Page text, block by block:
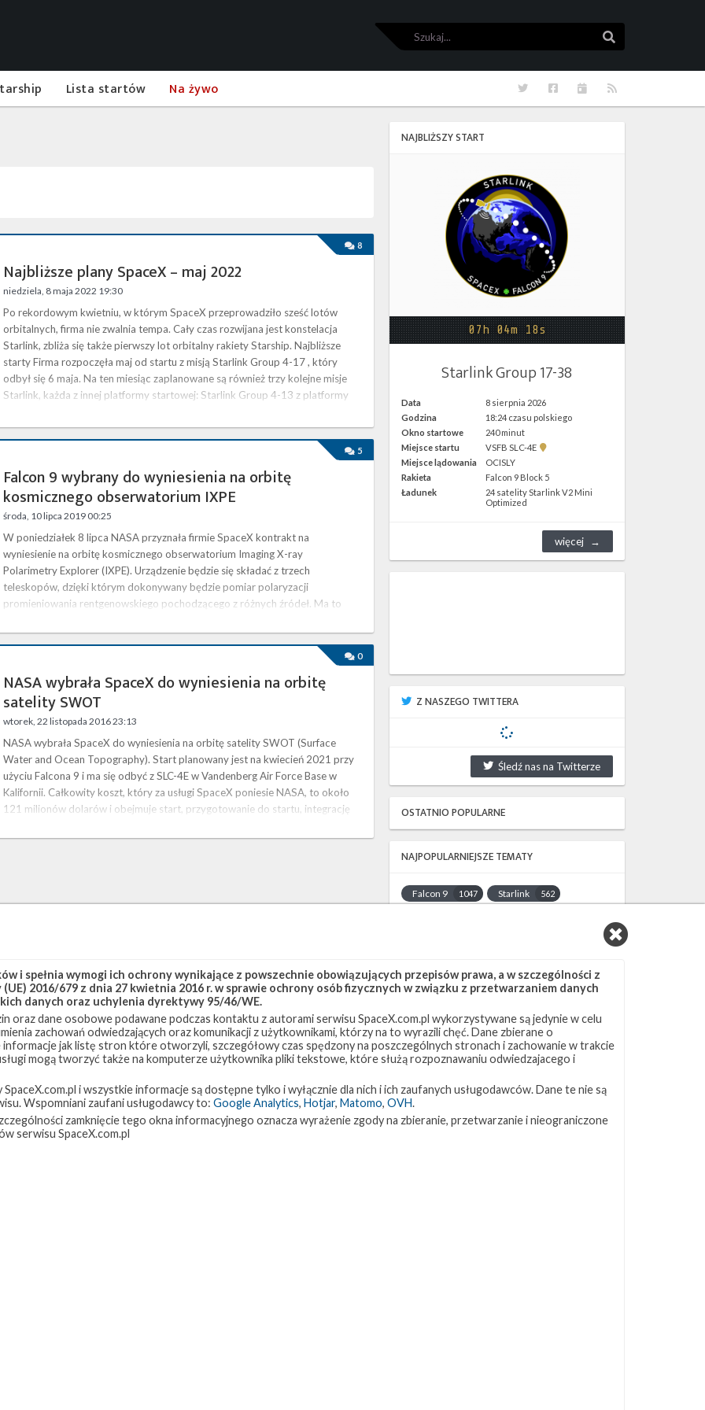
Szukaj
Lista startów Na żywo RSS
Kalendarze
Facebook
Twitter
8
Najbliższe plany SpaceX – maj 2022
niedziela, 8 maja 2022 19:30
Po rekordowym kwietniu, w którym SpaceX przeprowadziło sześć lotów
orbitalnych, firma nie zwalnia tempa. Cały czas rozwijana jest konstelacja
Starlink, zbliża się także pierwszy lot orbitalny rakiety Starship. Najbliższe
starty Firma rozpoczęła maj od startu z misją Starlink Group 4-17 , który
odbył się 6 maja. Na ten miesiąc zaplanowane są również trzy kolejne misje
Starlink, każda z innej platformy startowej: Starlink Group 4-13 z platformy
5
Falcon 9 wybrany do wyniesienia na orbitę
kosmicznego obserwatorium IXPE
środa, 10 lipca 2019 00:25
W poniedziałek 8 lipca NASA przyznała firmie SpaceX kontrakt na
wyniesienie na orbitę kosmicznego obserwatorium Imaging X-ray
Polarimetry Explorer (IXPE). Urządzenie będzie się składać z trzech
teleskopów, dzięki którym dokonywany będzie pomiar polaryzacji
promieniowania rentgenowskiego pochodzącego z różnych źródeł. Ma to
X w takich obiektach jak magnetary, pulsary, mgławice pulsarowe,
0
NASA wybrała SpaceX do wyniesienia na orbitę
satelity SWOT
wtorek, 22 listopada 2016 23:13
NASA wybrała SpaceX do wyniesienia na orbitę satelity SWOT (Surface
Water and Ocean Topography). Start planowany jest na kwiecień 2021 przy
użyciu Falcona 9 i ma się odbyć z SLC-4E w Vandenberg Air Force Base w
Kalifornii. Całkowity koszt, który za usługi SpaceX poniesie NASA, to około
121 milionów dolarów i obejmuje start, przygotowanie do startu, integrację
danych i telemetrii. Zaprojektowany w celu wykonania …
NAJBLIŻSZY START
07h 04m 18s
Starlink Group 17-38
Data
8 sierpnia 2026
Godzina
18:24 czasu polskiego
Okno startowe
240 minut
Miejsce startu
VSFB SLC-4E
Pokaż
SLC-
4E w
Google
Miejsce lądowania
OCISLY
Rakieta
Falcon 9 Block 5
Ładunek
24 satelity Starlink V2 Mini
Optimized
więcej
Z NASZEGO TWITTERA
Śledź nas na Twitterze
OSTATNIO POPULARNE
NAJPOPULARNIEJSZE TEMATY
Falcon 9 1047 Starlink 562
JRTI 214 ASOG 182
Starship 107 Landing Zone 1 96
Loty załogowe 95 ISS 93
ZAPRZYJAŹNIONE STRONY
Kosmogadka
i spełnia wymogi ich ochrony wynikające z powszechnie obowiązujących przepisów prawa, a w szczególności z
2016/679 z dnia 27 kwietnia 2016 r. w sprawie ochrony osób fizycznych w związku z przetwarzaniem danych
danych oraz uchylenia dyrektywy 95/46/WE.
oraz dane osobowe podawane podczas kontaktu z autorami serwisu SpaceX.com.pl wykorzystywane są jedynie w celu
zachowań odwiedzających oraz komunikacji z użytkownikami, którzy na to wyrazili chęć. Dane zbierane o
jak listę stron które otworzyli, szczegółowy czas spędzony na poszczególnych stronach i zachowanie w trakcie
mogą tworzyć także na komputerze użytkownika pliki tekstowe, które służą rozpoznawaniu odwiedzajacego i
i wszystkie informacje są dostępne tylko i wyłącznie dla nich i ich zaufanych usługodawców. Dane te nie są
Wspomniani zaufani usługodawcy to: Google Analytics, Hotjar, Matomo, OVH.
zamknięcie tego okna informacyjnego oznacza wyrażenie zgody na zbieranie, przetwarzanie i nieograniczone
serwisu SpaceX.com.pl